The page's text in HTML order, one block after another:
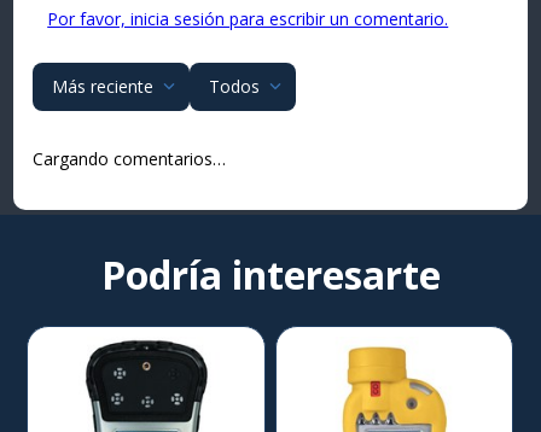
Por favor, inicia sesión para escribir un comentario.
Más reciente Todos
Cargando comentarios…
Podría interesarte